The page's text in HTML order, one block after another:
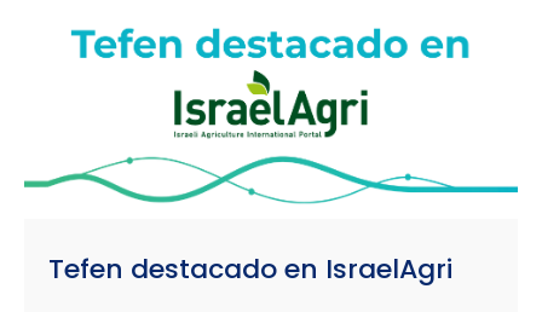
Tefen destacado en IsraelAgri